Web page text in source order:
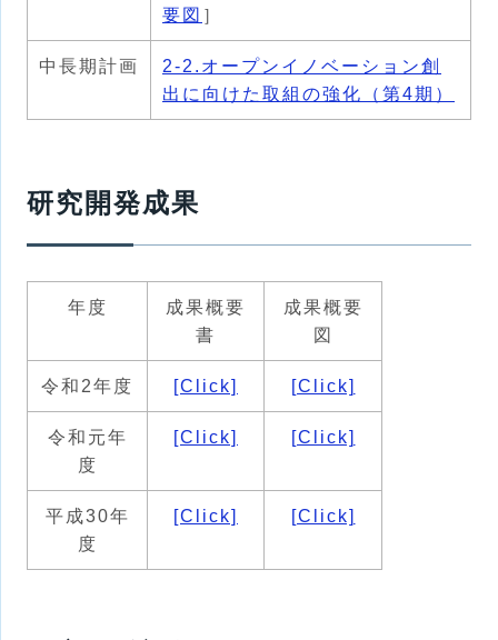
要図 ］
中長期計画
2-2.オープンイノベーション創
出に向けた取組の強化（第4期）
研究開発成果
年度
成果概要
書
成果概要
図
令和2年度 [Click] [Click]
令和元年
度
[Click] [Click]
平成30年
度
[Click] [Click]